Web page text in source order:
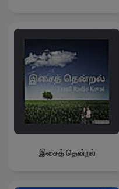
இசைத் தென்றல்